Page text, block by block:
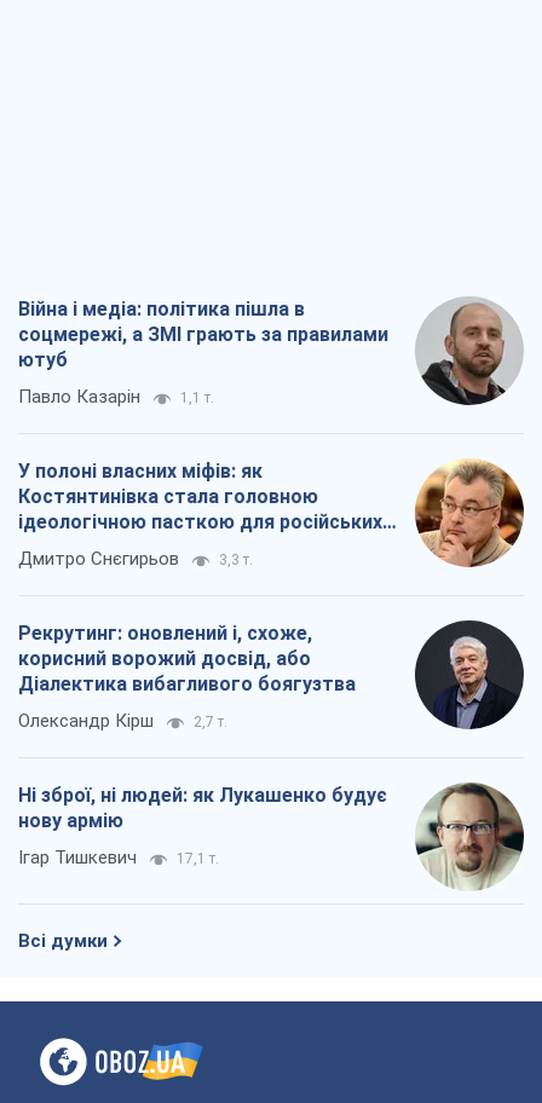
Війна і медіа: політика пішла в
соцмережі, а ЗМІ грають за правилами
ютуб
Павло Казарін 1,1 т.
У полоні власних міфів: як
Костянтинівка стала головною
ідеологічною пасткою для російських
окупантів
Дмитро Снєгирьов 3,3 т.
Рекрутинг: оновлений і, схоже,
корисний ворожий досвід, або
Діалектика вибагливого боягузтва
Олександр Кірш 2,7 т.
Ні зброї, ні людей: як Лукашенко будує
нову армію
Ігар Тишкевич 17,1 т.
Всі думки